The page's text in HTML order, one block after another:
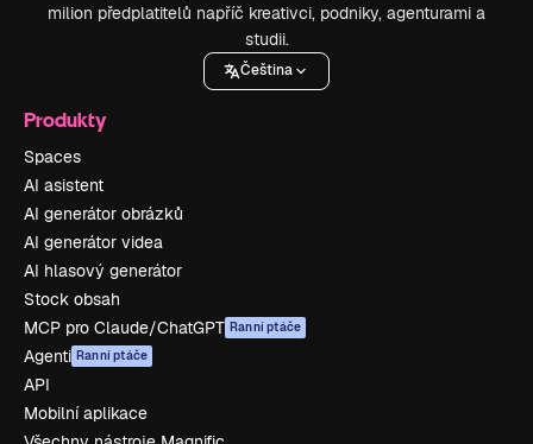
milion předplatitelů napříč kreativci, podniky, agenturami a
studii.
Čeština
Produkty
Spaces
AI asistent
AI generátor obrázků
AI generátor videa
AI hlasový generátor
Stock obsah
MCP pro Claude/ChatGPT Ranní ptáče
Agenti Ranní ptáče
API
Mobilní aplikace